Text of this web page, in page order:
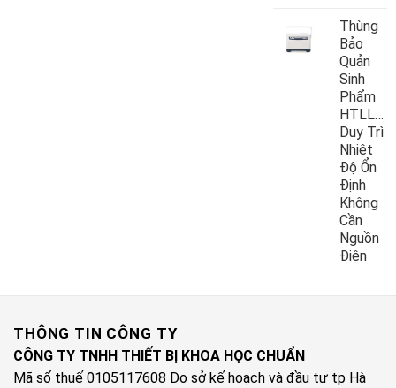
Thùng
Bảo
Quản
Sinh
Phẩm
Duy Trì
Nhiệt
Độ Ổn
Định
Không
Cần
Nguồn
Điện
THÔNG TIN CÔNG TY
CÔNG TY TNHH THIẾT BỊ KHOA HỌC CHUẨN
Mã số thuế 0105117608 Do sở kế hoạch và đầu tư tp Hà